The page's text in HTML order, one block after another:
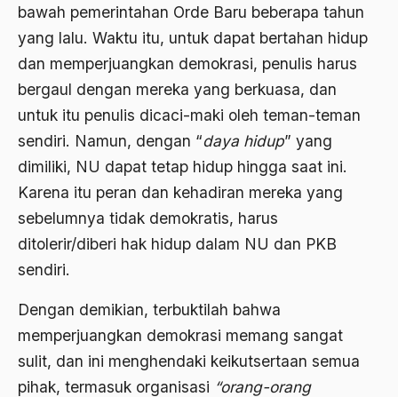
bawah pemerintahan Orde Baru beberapa tahun
yang lalu. Waktu itu, untuk dapat bertahan hidup
dan memperjuangkan demokrasi, penulis harus
bergaul dengan mereka yang berkuasa, dan
untuk itu penulis dicaci-maki oleh teman-teman
sendiri. Namun, dengan “daya hidup” yang
dimiliki, NU dapat tetap hidup hingga saat ini.
Karena itu peran dan kehadiran mereka yang
sebelumnya tidak demokratis, harus
ditolerir/diberi hak hidup dalam NU dan PKB
sendiri.
Dengan demikian, terbuktilah bahwa
memperjuangkan demokrasi memang sangat
sulit, dan ini menghendaki keikutsertaan semua
pihak, termasuk organisasi “orang-orang
Agama Hukum
Agama Inovasi
Agama Islam
agama populer
Agama Terang
Agamawan
Agenda Nasional
Agraria
agraris
Agum Gumelar
Agus Miftah